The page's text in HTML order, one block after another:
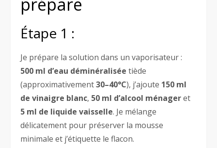
Étape 1 :
Je prépare la solution dans un vaporisateur :
500 ml d’eau déminéralisée tiède
(approximativement30–40°C), j’ajoute 150 ml
de vinaigre blanc, 50 ml d’alcool ménageret
5 ml de liquide vaisselle. Je mélange
délicatement pour préserver la mousse
minimale et j’étiquette le flacon.